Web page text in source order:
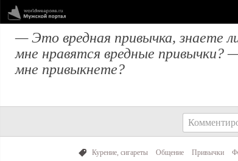
— Это вредная привычка, знаете
мне нравятся вредные
мне привыкнете?
Курение, сигареты Общение Привычки